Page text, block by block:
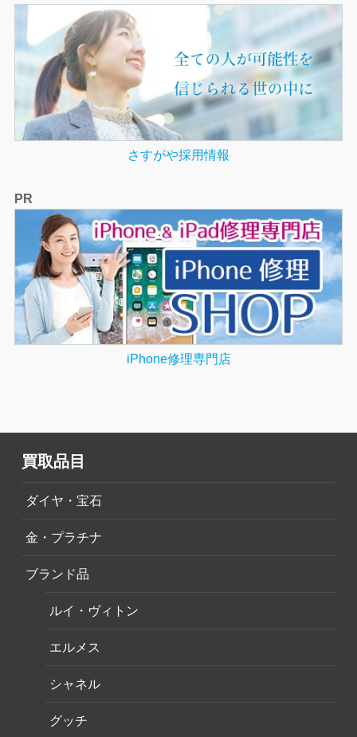
さすがや採用情報
PR
iPhone修理専門店
買取品目
ダイヤ・宝石
金・プラチナ
ブランド品
ルイ・ヴィトン
エルメス
シャネル
グッチ